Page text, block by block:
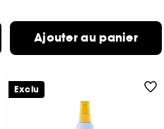
Ajouter au panier
Exclu